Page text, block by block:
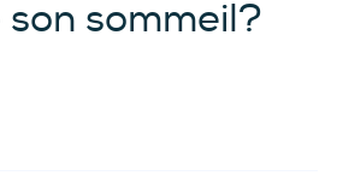
sommeil?